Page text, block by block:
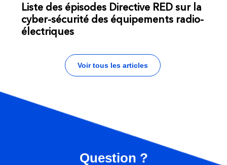
Liste des épisodes Directive RED sur la
cyber-sécurité des équipements radio-
électriques
Voir tous les articles
Question ?